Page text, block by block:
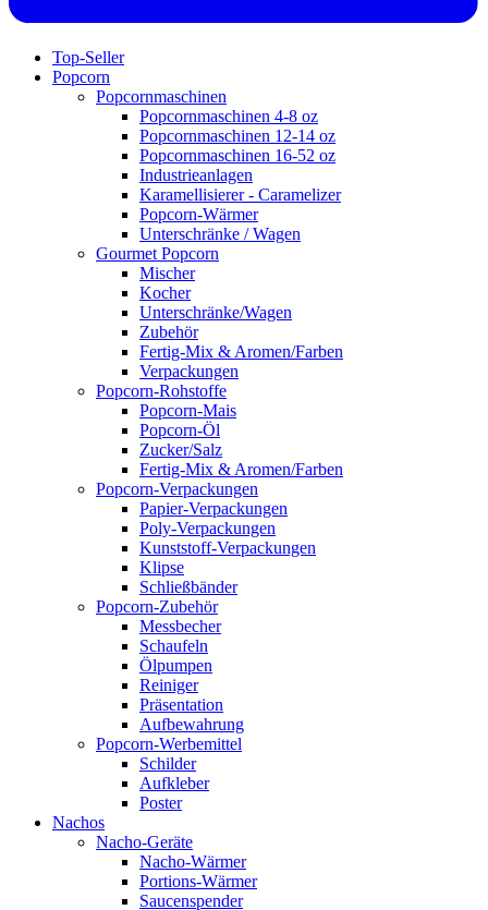
Top-Seller
Popcorn
Popcornmaschinen
Popcornmaschinen 4-8 oz
Popcornmaschinen 12-14 oz
Popcornmaschinen 16-52 oz
Industrieanlagen
Karamellisierer - Caramelizer
Popcorn-Wärmer
Unterschränke / Wagen
Gourmet Popcorn
Mischer
Kocher
Unterschränke/Wagen
Zubehör
Fertig-Mix & Aromen/Farben
Verpackungen
Popcorn-Rohstoffe
Popcorn-Mais
Popcorn-Öl
Zucker/Salz
Fertig-Mix & Aromen/Farben
Popcorn-Verpackungen
Papier-Verpackungen
Poly-Verpackungen
Kunststoff-Verpackungen
Klipse
Schließbänder
Popcorn-Zubehör
Messbecher
Schaufeln
Ölpumpen
Reiniger
Präsentation
Aufbewahrung
Popcorn-Werbemittel
Schilder
Aufkleber
Poster
Nachos
Nacho-Geräte
Nacho-Wärmer
Portions-Wärmer
Saucenspender